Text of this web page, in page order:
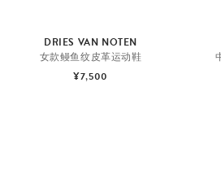
DRIES VAN NOTEN
女款鳗鱼纹皮革运动鞋
¥7,500